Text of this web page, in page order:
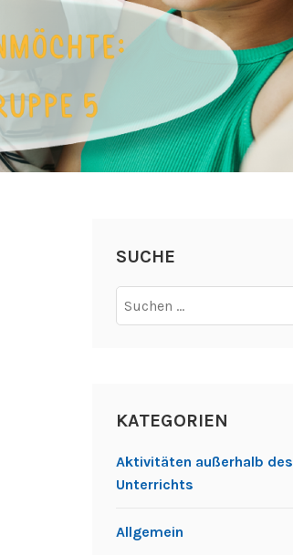
SUCHE
nach:
KATEGORIEN
Aktivitäten außerhalb des
Unterrichts
Allgemein